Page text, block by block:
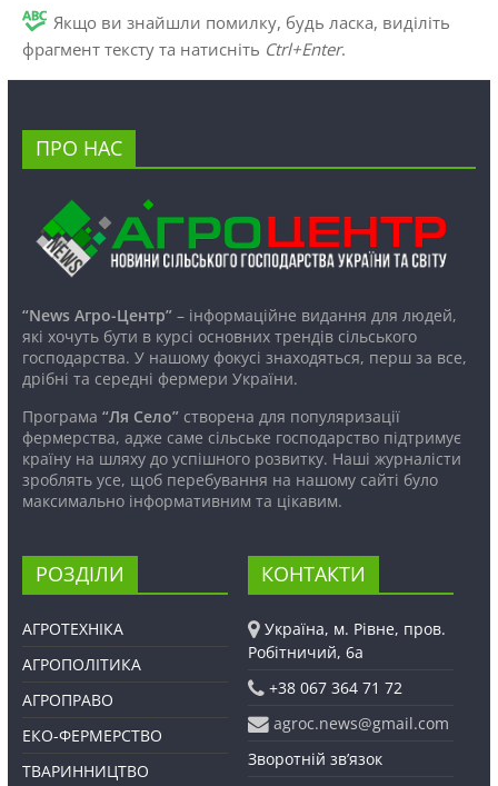
Якщо ви знайшли помилку, будь ласка, виділіть
фрагмент тексту та натисніть Ctrl+Enter.
ПРО НАС
“News Агро-Центр”– інформаційне видання для людей,
які хочуть бути в курсі основних трендів сільського
господарства. У нашому фокусі знаходяться, перш за все,
дрібні та середні фермери України.
Програма “Ля Село”створена для популяризації
фермерства, адже саме сільське господарство підтримує
країну на шляху до успішного розвитку. Наші журналісти
зроблять усе, щоб перебування на нашому сайті було
максимально інформативним та цікавим.
РОЗДІЛИ
АГРОТЕХНІКА
АГРОПОЛІТИКА
АГРОПРАВО
ЕКО-ФЕРМЕРСТВО
ТВАРИННИЦТВО
КОНТАКТИ
Україна, м. Рівне, пров.
Робітничий, 6а
+38 067 364 71 72
agroc.news@gmail.com
Зворотній зв’язок